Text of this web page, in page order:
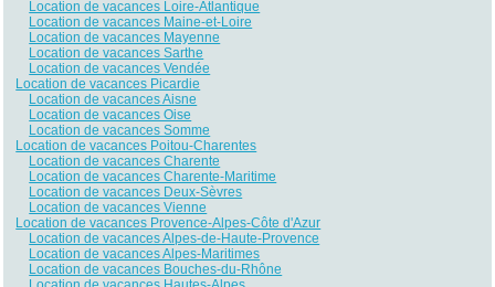
Location de vacances Loire-Atlantique
Location de vacances Maine-et-Loire
Location de vacances Mayenne
Location de vacances Sarthe
Location de vacances Vendée
Location de vacances Picardie
Location de vacances Aisne
Location de vacances Oise
Location de vacances Somme
Location de vacances Poitou-Charentes
Location de vacances Charente
Location de vacances Charente-Maritime
Location de vacances Deux-Sèvres
Location de vacances Vienne
Location de vacances Provence-Alpes-Côte d'Azur
Location de vacances Alpes-de-Haute-Provence
Location de vacances Alpes-Maritimes
Location de vacances Bouches-du-Rhône